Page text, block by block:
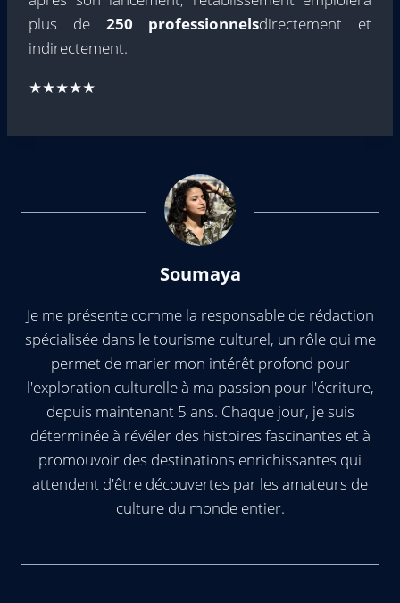
plus de 250 professionnelsdirectement et
indirectement.
★★★★★
Soumaya
Je me présente comme la responsable de rédaction
spécialisée dans le tourisme culturel, un rôle qui me
permet de marier mon intérêt profond pour
l'exploration culturelle à ma passion pour l'écriture,
depuis maintenant 5 ans. Chaque jour, je suis
déterminée à révéler des histoires fascinantes et à
promouvoir des destinations enrichissantes qui
attendent d'être découvertes par les amateurs de
culture du monde entier.